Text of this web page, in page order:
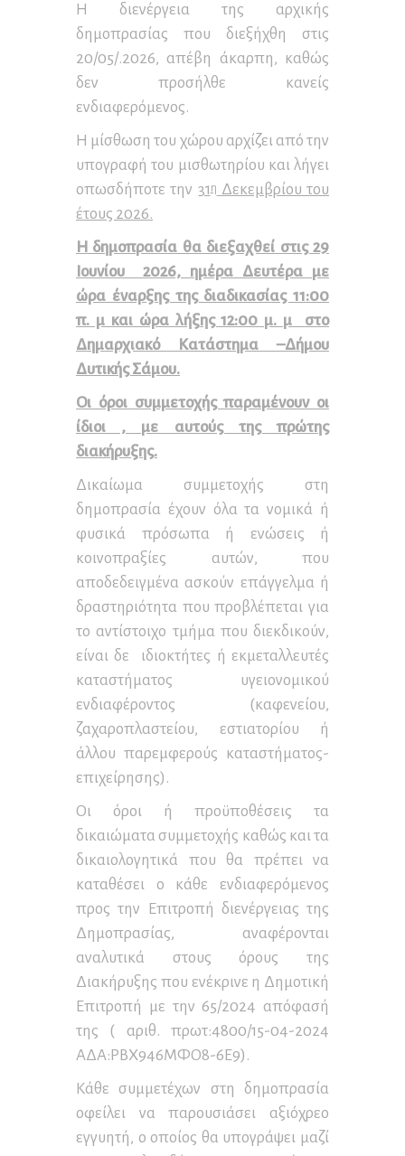
Η διενέργεια της αρχικής
δημοπρασίας που διεξήχθη στις
20/05/.2026, απέβη άκαρπη, καθώς
δεν προσήλθε κανείς
ενδιαφερόμενος.
Η μίσθωση του χώρου αρχίζει από την
υπογραφή του μισθωτηρίου και λήγει
οπωσδήποτε την 31η Δεκεμβρίου του
έτους 2026.
Η δημοπρασία θα διεξαχθεί στις 29
Ιουνίου 2026, ημέρα Δευτέρα με
ώρα έναρξης της διαδικασίας 11:00
π. μ και ώρα λήξης 12:00 μ. μ στο
Δημαρχιακό Κατάστημα –Δήμου
Δυτικής Σάμου.
Οι όροι συμμετοχής παραμένουν οι
ίδιοι , με αυτούς της πρώτης
διακήρυξης.
Δικαίωμα συμμετοχής στη
δημοπρασία έχουν όλα τα νομικά ή
φυσικά πρόσωπα ή ενώσεις ή
κοινοπραξίες αυτών, που
αποδεδειγμένα ασκούν επάγγελμα ή
δραστηριότητα που προβλέπεται για
το αντίστοιχο τμήμα που διεκδικούν,
είναι δε ιδιοκτήτες ή εκμεταλλευτές
καταστήματος υγειονομικού
ενδιαφέροντος (καφενείου,
ζαχαροπλαστείου, εστιατορίου ή
άλλου παρεμφερούς καταστήματος-
επιχείρησης).
Οι όροι ή προϋποθέσεις τα
δικαιώματα συμμετοχής καθώς και τα
δικαιολογητικά που θα πρέπει να
καταθέσει ο κάθε ενδιαφερόμενος
προς την Επιτροπή διενέργειας της
Δημοπρασίας, αναφέρονται
αναλυτικά στους όρους της
Διακήρυξης που ενέκρινε η Δημοτική
Επιτροπή με την 65/2024 απόφασή
της ( αριθ. πρωτ:4800/15-04-2024
ΑΔΑ:ΡΒΧ946ΜΦΟ8-6Ε9).
Κάθε συμμετέχων στη δημοπρασία
οφείλει να παρουσιάσει αξιόχρεο
εγγυητή, ο οποίος θα υπογράψει μαζί